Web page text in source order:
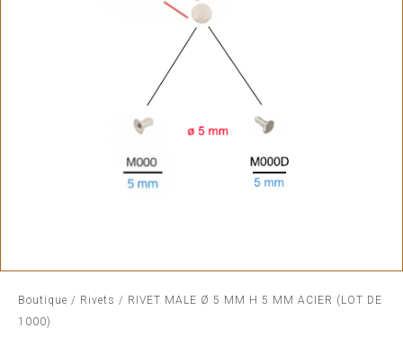
Boutique / Rivets / RIVET MALE Ø 5 MM H 5 MM ACIER (LOT DE
1000)